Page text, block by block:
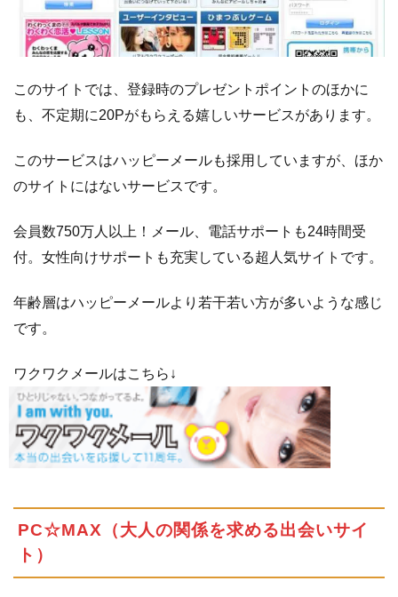
い
の
ネ
ト
ワ
ー
3.3
結婚メ
完
無
良
の
出
会
い
イ
ト
このサイトでは、登録時のプレゼントポイントのほかに
も、不定期に20Pがもらえる嬉しいサービスがあります。
このサービスはハッピーメールも採用していますが、ほか
のサイトにはないサービスです。
会員数750万人以上！メール、電話サポートも24時間受
付。女性向けサポートも充実している超人気サイトです。
年齢層はハッピーメールより若干若い方が多いような感じ
です。
ワクワクメールはこちら↓
PC☆MAX（大人の関係を求める出会いサイ
ト）